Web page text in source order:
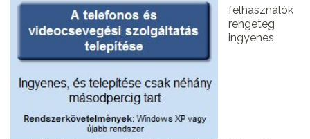
felhasználók
rengeteg
ingyenes